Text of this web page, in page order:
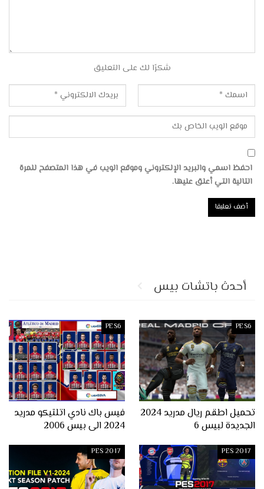
شكرًا لك على التعليق
احفظ اسمي والبريد الإلكتروني وموقع الويب في هذا المتصفح للمرة
التالية التي أعلق عليها.
أحدث باتشات بيس
PES6
تحميل اطقم ريال مدريد 2024
الجديدة لبيس 6
PES6
فيس باك نادي اتلتيكو مدريد
2024 الى بيس 2006
PES 2017
PES 2017